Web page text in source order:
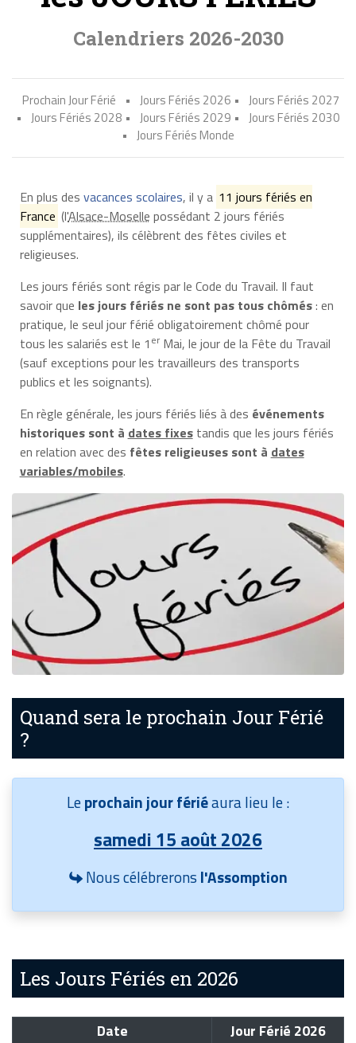
Calendriers 2026-2030
Prochain Jour Férié • Jours Fériés 2026 • Jours Fériés 2027
• Jours Fériés 2028 • Jours Fériés 2029 • Jours Fériés 2030
• Jours Fériés Monde
En plus des vacances scolaires, il y a 11 jours fériés en
France (l'Alsace-Moselle possédant 2 jours fériés
supplémentaires), ils célèbrent des fêtes civiles et
religieuses.
Les jours fériés sont régis par le Code du Travail. Il faut
savoir que les jours fériés ne sont pas tous chômés: en
pratique, le seul jour férié obligatoirement chômé pour
tous les salariés est le 1 erMai, le jour de la Fête du Travail
(sauf exceptions pour les travailleurs des transports
publics et les soignants).
En règle générale, les jours fériés liés à des événements
historiques sont à dates fixestandis que les jours fériés
en relation avec des fêtes religieuses sont à dates
variables/mobiles.
Quand sera le prochain Jour Férié
?
Leprochain jour fériéaura lieu le :
samedi 15 août 2026
Nous célébrerons l'Assomption
Les Jours Fériés en 2026
Date
Jour Férié 2026